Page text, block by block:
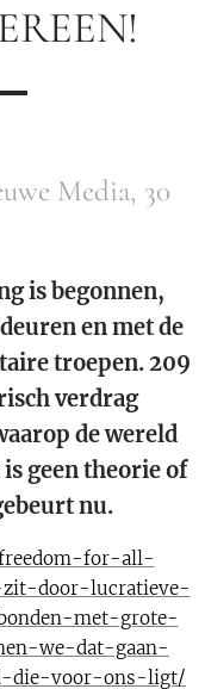
Media, 30
is begonnen,
en met de
troepen. 209
verdrag
de wereld
geen theorie of
nu.
for-all-
door-lucratieve-
met-grote-
we-dat-gaan-
die-voor-ons-ligt/